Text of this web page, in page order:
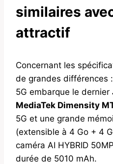
similaires
attractif
Concernant les
de grandes différences
5G embarque le dernier
MediaTek Dimensity
5G et une grande
(extensible à 4 Go + 4
caméra AI HYBRID
durée de 5010 mAh.